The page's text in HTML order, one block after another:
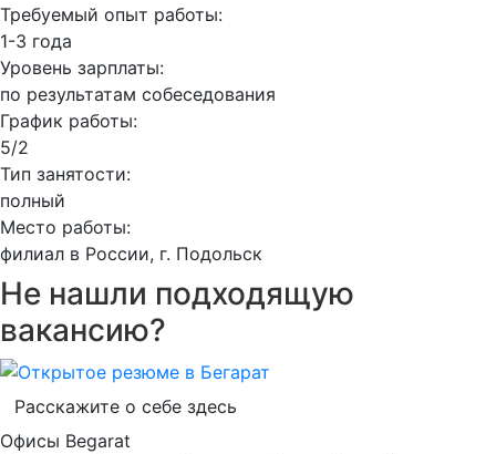
Требуемый опыт работы:
1-3 года
Уровень зарплаты:
по результатам собеседования
График работы:
5/2
Тип занятости:
полный
Место работы:
филиал в России, г. Подольск
Не нашли подходящую
вакансию?
Расскажите о себе здесь
Офисы Begarat